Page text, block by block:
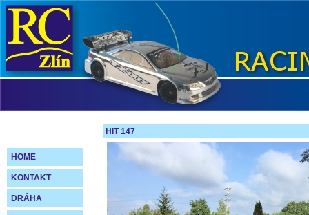
HOME
KONTAKT
DRÁHA
HIT 147